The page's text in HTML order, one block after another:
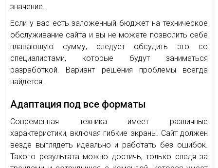
значение.
Если у вас есть заложенный бюджет на техническое
обслуживание сайта и вы не можете позволить себе
плавающую сумму, следует обсудить это со
специалистами, которые будут заниматься
разработкой. Вариант решения проблемы всегда
найдется.
Адаптация под все форматы
Современная техника имеет различные
характеристики, включая гибкие экраны. Сайт должен
везде выглядеть идеально и работать без ошибок.
Такого результата можно достичь, только следя за